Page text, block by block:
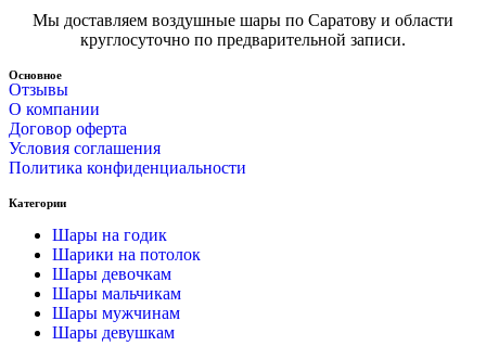
Мы доставляем воздушные шары по Саратову и области
круглосуточно по предварительной записи.
Основное
Отзывы
О компании
Договор оферта
Условия соглашения
Политика конфиденциальности
Категории
Шары на годик
Шарики на потолок
Шары девочкам
Шары мальчикам
Шары мужчинам
Шары девушкам